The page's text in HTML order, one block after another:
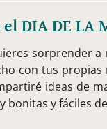
DIA DE LA
sorprender
con tus propias
ideas de
bonitas y fáciles